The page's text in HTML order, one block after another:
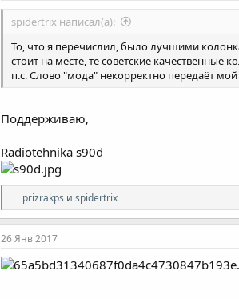
spidertrix написал(а):
То, что я перечислил, было лучшими
стоит на месте, те советские
п.с. Слово "мода" некорректно передаёт
Поддерживаю,
Radiotehnika s90d
Р
е
а
к
и
и
prizrakps и spidertrix
26 Янв 2017